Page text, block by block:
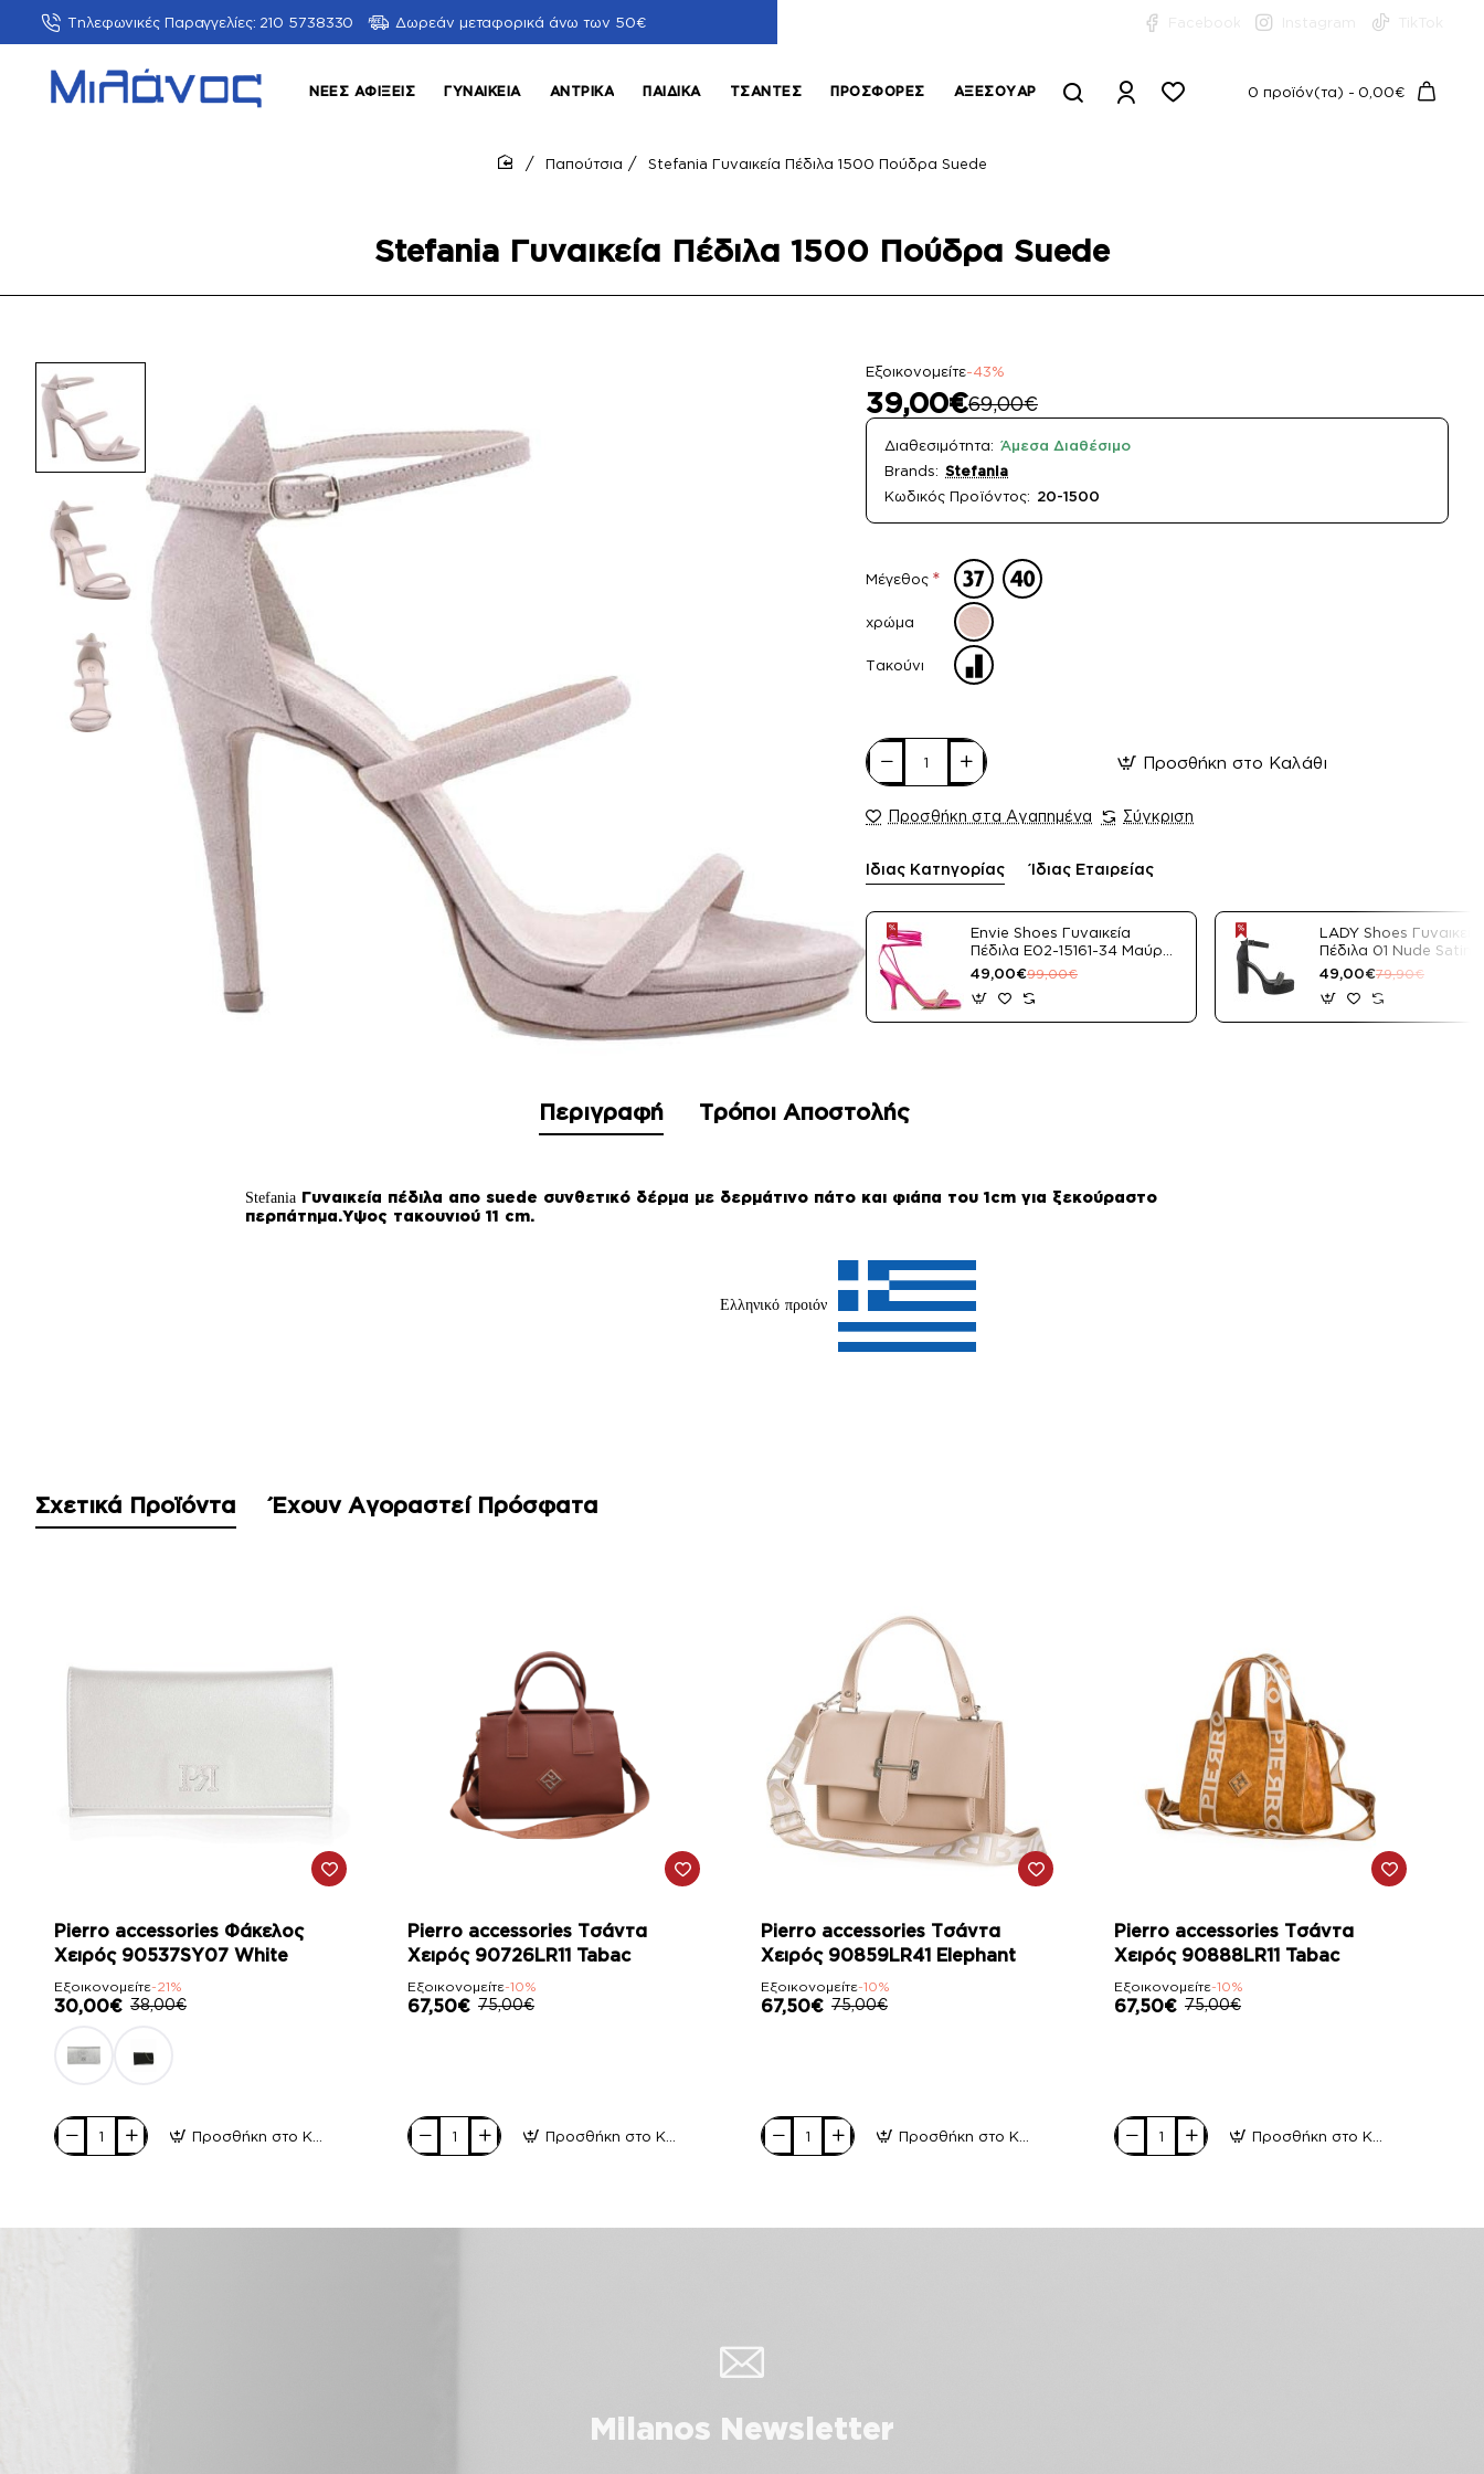
Τηλεφωνικές Παραγγελίες: 210 5738330 Δωρεάν μεταφορικά άνω των 50€
ΝΈΕΣ ΑΦΊΞΕΙΣ ΓΥΝΑΙΚΕΊΑ ΑΝΤΡΙΚΆ ΠΑΙΔΙΚΆ ΤΣΆΝΤΕΣ ΠΡΟΣΦΟΡΈΣ ΑΞΕΣΟΥΆΡ 0 προϊόν(τα) - 0,00€
Stefania Γυναικεία Πέδιλα 1500 Πούδρα Suede
Παπούτσια Stefania Γυναικεία Πέδιλα 1500 Πούδρα Suede
Εξοικονομείτε-43%
39,00€69,00€
Διαθεσιμότητα: Άμεσα Διαθέσιμο
Brands: Stefania
Κωδικός Προϊόντος: 20-1500
Μέγεθος
χρώμα
Τακούνι
Προσθήκη στο Καλάθι
Προσθήκη στα Αγαπημένα Σύγκριση
Ίδιας Κατηγορίας Ίδιας Εταιρείας
Envie Shoes Γυναικεία
Πέδιλα E02-15161-34 Μαύρο
Satin
49,00€99,00€
LADY Shoes Γυναικεία
Πέδιλα 01 Nude Satin
49,00€79,90€
Περιγραφή Τρόποι Αποστολής
Stefania Γυναικεία πέδιλα απο suede συνθετικό δέρμα με δερμάτινο πάτο και φιάπα του 1cm για ξεκούραστο
περπάτημα.Υψος τακουνιού 11 cm.
Ελληνικό προιόν
Σχετικά Προϊόντα Έχουν Αγοραστεί Πρόσφατα
-21%
Pierro accessories Φάκελος
Χειρός 90537SY07 White
Εξοικονομείτε-21%
30,00€ 38,00€
Pierro
accessories
White
Προσθήκη στο Καλάθι
-10%
Pierro accessories Τσάντα
Χειρός 90726LR11 Tabac
Εξοικονομείτε-10%
67,50€ 75,00€
Pierro
accessories
Tabac
Προσθήκη στο Καλάθι
-10%
Pierro accessories Τσάντα
Χειρός 90859LR41 Elephant
Εξοικονομείτε-10%
67,50€ 75,00€
Pierro
accessories
Elephant
Προσθήκη στο Καλάθι
-10%
Pierro accessories Τσάντα
Χειρός 90888LR11 Tabac
Εξοικονομείτε-10%
67,50€ 75,00€
Pierro
accessories
Tabac
Προσθήκη στο Καλάθι
Milanos Newsletter